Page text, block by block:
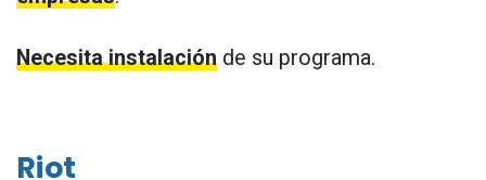
Necesita instalación de su programa.
Riot